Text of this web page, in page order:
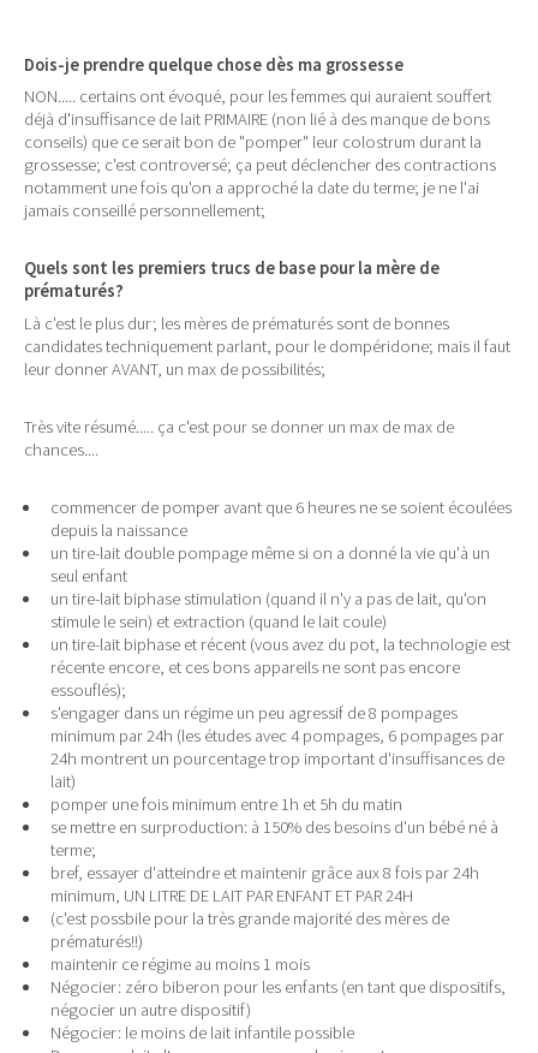
Dois-je prendre quelque chose dès ma grossesse
NON..... certains ont évoqué, pour les femmes qui auraient souffert
déjà d'insuffisance de lait PRIMAIRE (non lié à des manque de bons
conseils) que ce serait bon de "pomper" leur colostrum durant la
grossesse; c'est controversé; ça peut déclencher des contractions
notamment une fois qu'on a approché la date du terme; je ne l'ai
jamais conseillé personnellement;
Quels sont les premiers trucs de base pour la mère de
prématurés?
Là c'est le plus dur; les mères de prématurés sont de bonnes
candidates techniquement parlant, pour le dompéridone; mais il faut
leur donner AVANT, un max de possibilités;
Très vite résumé..... ça c'est pour se donner un max de max de
chances....
commencer de pomper avant que 6 heures ne se soient écoulées
depuis la naissance
un tire-lait double pompage même si on a donné la vie qu'à un
seul enfant
un tire-lait biphase stimulation (quand il n'y a pas de lait, qu'on
stimule le sein) et extraction (quand le lait coule)
un tire-lait biphase et récent (vous avez du pot, la technologie est
récente encore, et ces bons appareils ne sont pas encore
essouflés);
s'engager dans un régime un peu agressif de 8 pompages
minimum par 24h (les études avec 4 pompages, 6 pompages par
24h montrent un pourcentage trop important d'insuffisances de
lait)
pomper une fois minimum entre 1h et 5h du matin
se mettre en surproduction: à 150% des besoins d'un bébé né à
terme;
bref, essayer d'atteindre et maintenir grâce aux 8 fois par 24h
minimum, UN LITRE DE LAIT PAR ENFANT ET PAR 24H
(c'est possbile pour la très grande majorité des mères de
prématurés!!)
maintenir ce régime au moins 1 mois
Négocier: zéro biberon pour les enfants (en tant que dispositifs,
négocier un autre dispositif)
Négocier: le moins de lait infantile possible